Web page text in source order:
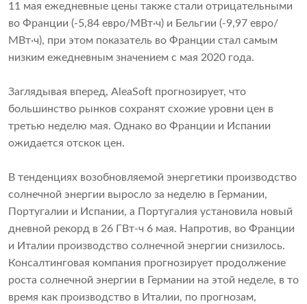
11 мая ежедневные цены также стали отрицательными
во Франции (-5,84 евро/МВт·ч) и Бельгии (-9,97 евро/
МВт·ч), при этом показатель во Франции стал самым
низким ежедневным значением с мая 2020 года.
Заглядывая вперед, AleaSoft прогнозирует, что
большинство рынков сохранят схожие уровни цен в
третью неделю мая. Однако во Франции и Испании
ожидается отскок цен.
В тенденциях возобновляемой энергетики производство
солнечной энергии выросло за неделю в Германии,
Португалии и Испании, а Португалия установила новый
дневной рекорд в 26 ГВт-ч 6 мая. Напротив, во Франции
и Италии производство солнечной энергии снизилось.
Консалтинговая компания прогнозирует продолжение
роста солнечной энергии в Германии на этой неделе, в то
время как производство в Италии, по прогнозам,